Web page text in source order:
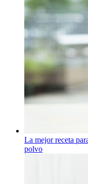
La mejor receta
polvo